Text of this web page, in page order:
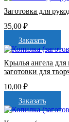
Заготовка для
35,00 ₽
Заказать
Крылья ангела
заготовки для
10,00 ₽
Заказать